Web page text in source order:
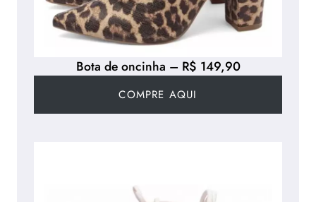
Bota de oncinha – R$ 149,90
COMPRE AQUI